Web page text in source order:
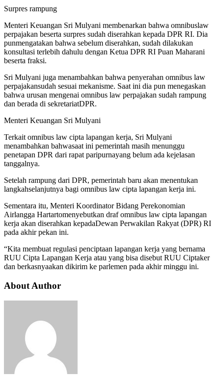
Surpres rampung
Menteri Keuangan Sri Mulyani membenarkan bahwa omnibuslaw
perpajakan beserta surpres sudah diserahkan kepada DPR RI. Dia
punmengatakan bahwa sebelum diserahkan, sudah dilakukan
konsultasi terlebih dahulu dengan Ketua DPR RI Puan Maharani
beserta fraksi.
Sri Mulyani juga menambahkan bahwa penyerahan omnibus law
perpajakansudah sesuai mekanisme. Saat ini dia pun menegaskan
bahwa urusan mengenai omnibus law perpajakan sudah rampung
dan berada di sekretariatDPR.
Menteri Keuangan Sri Mulyani
Terkait omnibus law cipta lapangan kerja, Sri Mulyani
menambahkan bahwasaat ini pemerintah masih menunggu
penetapan DPR dari rapat paripurnayang belum ada kejelasan
tanggalnya.
Setelah rampung dari DPR, pemerintah baru akan menentukan
langkahselanjutnya bagi omnibus law cipta lapangan kerja ini.
Sementara itu, Menteri Koordinator Bidang Perekonomian
Airlangga Hartartomenyebutkan draf omnibus law cipta lapangan
kerja akan diserahkan kepadaDewan Perwakilan Rakyat (DPR) RI
pada akhir pekan ini.
“Kita membuat regulasi penciptaan lapangan kerja yang bernama
RUU Cipta Lapangan Kerja atau yang bisa disebut RUU Ciptaker
dan berkasnyaakan dikirim ke parlemen pada akhir minggu ini.
About Author